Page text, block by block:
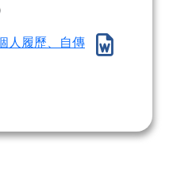
人履歷、自傳